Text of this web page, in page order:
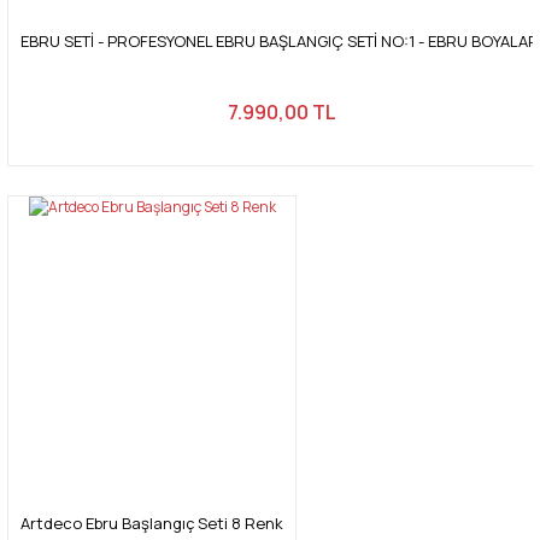
EBRU SETİ - PROFESYONEL EBRU BAŞLANGIÇ SETİ NO:1 - EBRU
7.990,00 TL
Artdeco Ebru Başlangıç Seti 8 Renk